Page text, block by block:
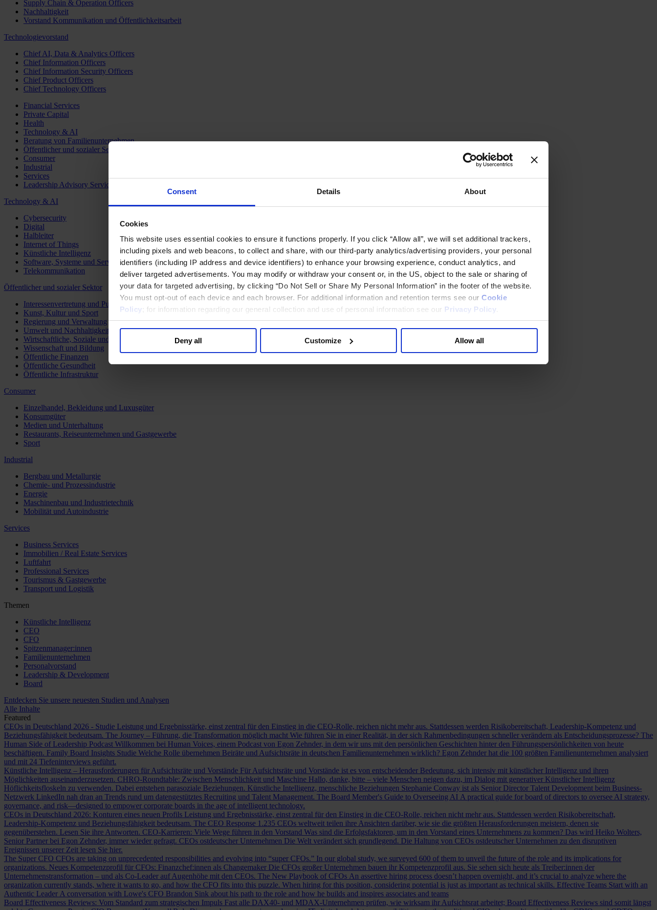
Consent Details About
Cookies
This website uses essential cookies to ensure it functions properly. If you click “Allow all”, we will set additional trackers,
including pixels and web beacons, to collect and share, with our third-party analytics/advertising providers, your personal
identifiers (including IP address and device identifiers) to enhance your browsing experience, conduct analytics, and
deliver targeted advertisements. You may modify or withdraw your consent or, in the US, object to the sale or sharing of
your data for targeted advertising, by clicking “Do Not Sell or Share My Personal Information” in the footer of the website.
You must opt-out of each device and each browser. For additional information and retention terms see our Cookie
Policy; for information regarding our general collection and use of personal information see our Privacy Policy
Deny all Customize Allow all
Supply Chain & Operation Officers
Nachhaltigkeit
Vorstand Kommunikation und Öffentlichkeitsarbeit
Technologievorstand
Chief AI, Data & Analytics Officers
Chief Information Officers
Chief Information Security Officers
Chief Product Officers
Chief Technology Officers
Financial Services
Private Capital
Health
Technology & AI
Beratung von Familienunternehmen
Öffentlicher und sozialer Sektor
Consumer
Industrial
Services
Leadership Advisory Services
Technology & AI
Cybersecurity
Digital
Halbleiter
Internet of Things
Künstliche Intelligenz
Software, Systeme und Services
Telekommunikation
Öffentlicher und sozialer Sektor
Interessenvertretung und Public Affairs
Kunst, Kultur und Sport
Regierung und Verwaltung
Umwelt und Nachhaltigkeit
Wirtschaftliche, Soziale und Humanitäre Entwicklung
Wissenschaft und Bildung
Öffentliche Finanzen
Öffentliche Gesundheit
Öffentliche Infrastruktur
Consumer
Einzelhandel, Bekleidung und Luxusgüter
Konsumgüter
Medien und Unterhaltung
Restaurants, Reiseunternehmen und Gastgewerbe
Sport
Industrial
Bergbau und Metallurgie
Chemie- und Prozessindustrie
Energie
Maschinenbau und Industrietechnik
Mobilität und Autoindustrie
Services
Business Services
Immobilien / Real Estate Services
Luftfahrt
Professional Services
Tourismus & Gastgewerbe
Transport und Logistik
Themen
Künstliche Intelligenz
CEO
CFO
Spitzenmanager:innen
Familienunternehmen
Personalvorstand
Leadership & Development
Board
Entdecken Sie unsere neuesten Studien und Analysen
Alle Inhalte
Featured
CEOs in Deutschland 2026 - Studie Leistung und Ergebnisstärke, einst zentral für den Einstieg in die CEO-Rolle, reichen nicht mehr aus. Stattdessen werden Risikobereitschaft, Leadership-Kompetenz und
Beziehungsfähigkeit bedeutsam. The Journey – Führung, die Transformation möglich macht Wie führen Sie in einer Realität, in der sich Rahmenbedingungen schneller verändern als Entscheidungsprozesse? The
Human Side of Leadership Podcast Willkommen bei Human Voices, einem Podcast von Egon Zehnder, in dem wir uns mit den persönlichen Geschichten hinter den Führungspersönlichkeiten von heute
beschäftigen. Family Board Insights Studie Welche Rolle übernehmen Beiräte und Aufsichtsräte in deutschen Familienunternehmen wirklich? Egon Zehnder hat die 100 größten Familienunternehmen analysiert
und mit 24 Tiefeninterviews geführt.
Künstliche Intelligenz – Herausforderungen für Aufsichtsräte und Vorstände Für Aufsichtsräte und Vorstände ist es von entscheidender Bedeutung, sich intensiv mit künstlicher Intelligenz und ihren
Möglichkeiten auseinanderzusetzen. CHRO-Roundtable: Zwischen Menschlichkeit und Maschine Hallo, danke, bitte – viele Menschen neigen dazu, im Dialog mit generativer Künstlicher Intelligenz
Höflichkeitsfloskeln zu verwenden. Dabei entstehen parasoziale Beziehungen. Künstliche Intelligenz, menschliche Beziehungen Stephanie Conway ist als Senior Director Talent Development beim Business-
Netzwerk LinkedIn nah dran an Trends rund um datengestütztes Recruiting und Talent Management. The Board Member's Guide to Overseeing AI A practical guide for board of directors to oversee AI strategy,
governance, and risk—designed to empower corporate boards in the age of intelligent technology.
CEOs in Deutschland 2026: Konturen eines neuen Profils Leistung und Ergebnisstärke, einst zentral für den Einstieg in die CEO-Rolle, reichen nicht mehr aus. Stattdessen werden Risikobereitschaft,
Leadership-Kompetenz und Beziehungsfähigkeit bedeutsam. The CEO Response 1.235 CEOs weltweit teilen ihre Ansichten darüber, wie sie die größten Herausforderungen meistern, denen sie
gegenüberstehen. Lesen Sie ihre Antworten. CEO-Karrieren: Viele Wege führen in den Vorstand Was sind die Erfolgsfaktoren, um in den Vorstand eines Unternehmens zu kommen? Das wird Heiko Wolters,
Senior Partner bei Egon Zehnder, immer wieder gefragt. CEOs ostdeutscher Unternehmen Die Welt verändert sich grundlegend. Die Haltung von CEOs ostdeutscher Unternehmen zu den disruptiven
Ereignissen unserer Zeit lesen Sie hier.
The Super CFO CFOs are taking on unprecedented responsibilities and evolving into “super CFOs.” In our global study, we surveyed 600 of them to unveil the future of the role and its implications for
organizations. Neues Kompetenzprofil für CFOs: Finanzchef:innen als Changemaker Die CFOs großer Unternehmen bauen ihr Kompetenzprofil aus. Sie sehen sich heute als Treiber:innen der
Unternehmenstransformation – und als Co-Leader auf Augenhöhe mit den CEOs. The New Playbook of CFOs An assertive hiring process doesn’t happen overnight, and it’s crucial to analyze where the
organization currently stands, where it wants to go, and how the CFO fits into this puzzle. When hiring for this position, considering potential is just as important as technical skills. Effective Teams Start with an
Authentic Leader A conversation with Lowe's CFO Brandon Sink about his path to the role and how he builds and inspires associates and teams
Board Effectiveness Reviews: Vom Standard zum strategischen Impuls Fast alle DAX40- und MDAX-Unternehmen prüfen, wie wirksam ihr Aufsichtsrat arbeitet; Board Effectiveness Reviews sind somit längst